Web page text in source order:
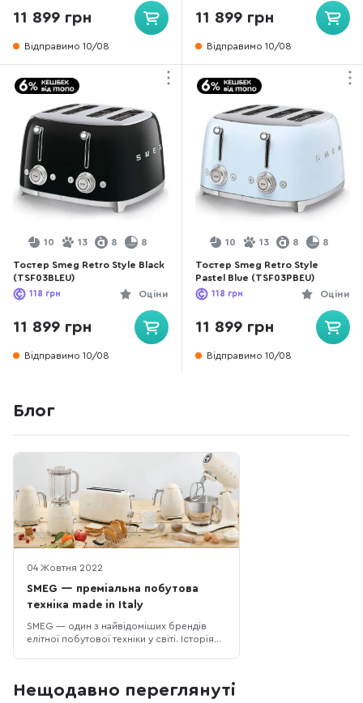
11 899 грн
Відправимо 10/08
11 899 грн
Відправимо 10/08
10 13 8 8
Тостер Smeg Retro Style Black
(TSF03BLEU)
Оціни
118 грн
11 899 грн
Відправимо 10/08
10 13 8 8
Тостер Smeg Retro Style
Pastel Blue (TSF03PBEU)
Оціни
118 грн
11 899 грн
Відправимо 10/08
Блог
04 Жовтня 2022
SMEG — преміальна побутова
техніка made in Italy
SMEG — один з найвідоміших брендів
елітної побутової техніки у світі. Історія
SMEG - це Smalteria Metallurgica Emiliana
Нещодавно переглянуті